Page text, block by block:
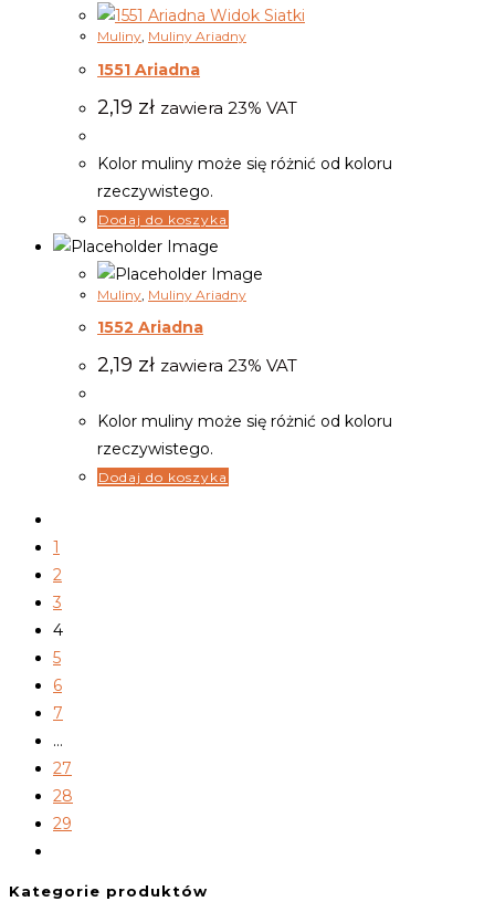
Widok Siatki
Muliny, Muliny Ariadny
1551 Ariadna
2,19 zł zawiera 23% VAT
Kolor muliny może się różnić od koloru
rzeczywistego.
Dodaj do koszyka
Muliny Muliny Ariadny
1552 Ariadna
2,19 zł zawiera 23% VAT
Kolor muliny może się różnić od koloru
rzeczywistego.
Dodaj do koszyka
1
2
3
4
5
6
7
…
27
28
29
Kategorie produktów